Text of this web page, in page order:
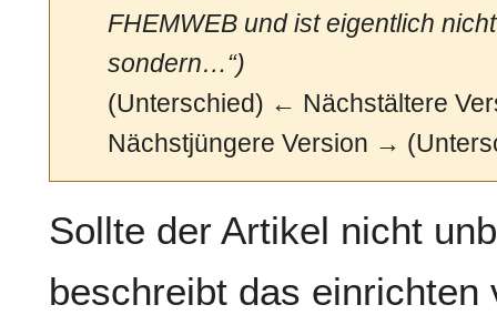
FHEMWEB und ist eigentlich
sondern…“)
(Unterschied) ← Nächstältere
Nächstjüngere Version →
Sollte der Artikel nicht
beschreibt das einrichten